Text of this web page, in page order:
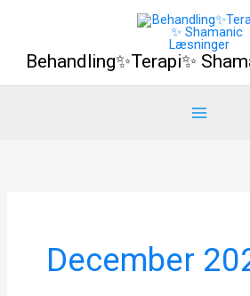
indholdetBehandling✨Terapi✨
December